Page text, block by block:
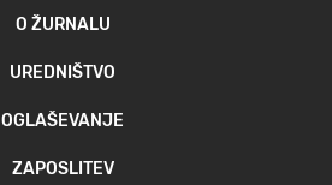
O ŽURNALU
UREDNIŠTVO
OGLAŠEVANJE
ZAPOSLITEV